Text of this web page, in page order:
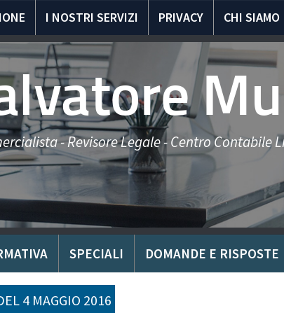
I NOSTRI SERVIZI PRIVACY CHI SIAMO
- Revisore Legale - Centro Contabile
SPECIALI DOMANDE E RISPOSTE
4 MAGGIO 2016